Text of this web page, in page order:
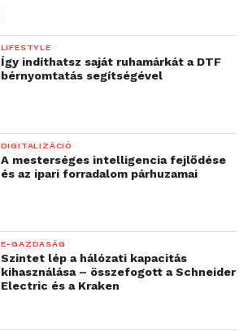
LIFESTYLE
Így indíthatsz saját ruhamárkát a DTF
bérnyomtatás segítségével
DIGITALIZÁCIÓ
A mesterséges intelligencia fejlődése
és az ipari forradalom párhuzamai
E-GAZDASÁG
Szintet lép a hálózati kapacitás
kihasználása – összefogott a Schneider
Electric és a Kraken